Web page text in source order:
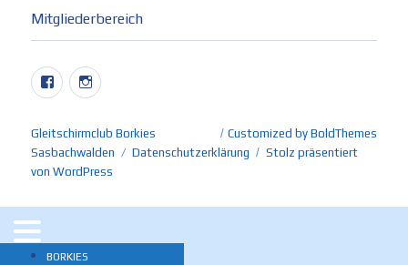
Mitgliederbereich
FacebookInstagram
Customized by BoldThemes
Gleitschirmclub Borkies
Sasbachwalden
Datenschutzerklärung
Stolz präsentiert
von WordPress
BORKIES